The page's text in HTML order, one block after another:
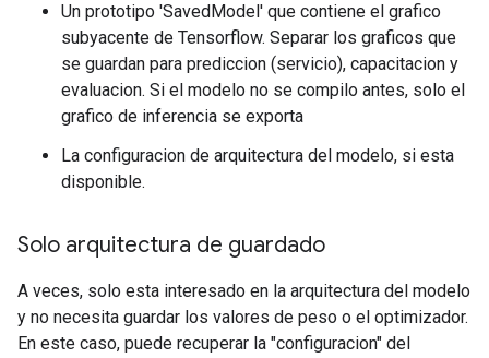
INFO:tensorflow:Signatures INCLUDED in export for
INFO:tensorflow:Signatures INCLUDED in export
WARNING:tensorflow:Export includes no default
INFO:tensorflow:No assets to save.
INFO:tensorflow:No assets to write.
INFO:tensorflow:Signatures INCLUDED in export for
INFO:tensorflow:Signatures INCLUDED in export for
INFO:tensorflow:Signatures INCLUDED in export
INFO:tensorflow:Signatures INCLUDED in export for
INFO:tensorflow:No assets to save.
INFO:tensorflow:No assets to write.
INFO:tensorflow:SavedModel written to:
WARNING:tensorflow:From <ipython-input-8-
Instructions for updating:
Un prototipo 'SavedModel' que contiene el grafico
subyacente de Tensorflow. Separar los graficos que
se guardan para prediccion (servicio), capacitacion y
evaluacion. Si el modelo no se compilo antes, solo el
grafico de inferencia se exporta
La configuracion de arquitectura del modelo, si esta
disponible.
Solo arquitectura de guardado
A veces, solo esta interesado en la arquitectura del modelo
y no necesita guardar los valores de peso o el optimizador.
En este caso, puede recuperar la "configuracion" del